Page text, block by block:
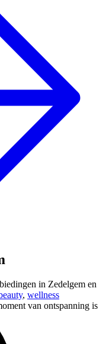
in Zedelgem en
, wellness
van ontspanning is